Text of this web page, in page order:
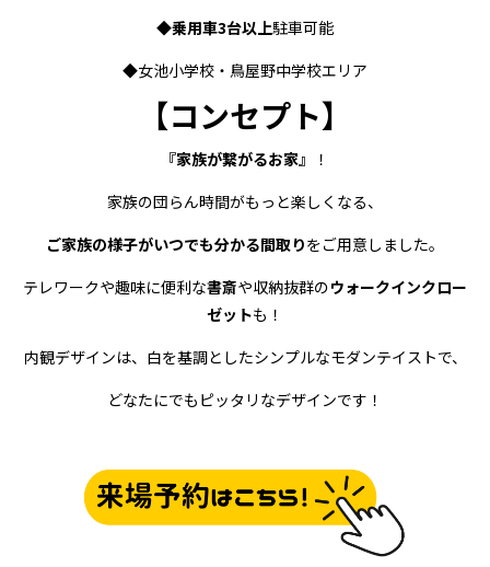
◆乗用車3台以上駐車可能
◆女池小学校・鳥屋野中学校エリア
【コンセプト】
『家族が繋がるお家』
！
家族の団らん時間がもっと楽しくなる、
ご家族の様子がいつでも分かる間取りをご用意しました。
テレワークや趣味に便利な書斎や収納抜群のウォークインクロー
ゼットも！
内観デザインは、白を基調としたシンプルなモダンテイストで、
どなたにでもピッタリなデザインです！